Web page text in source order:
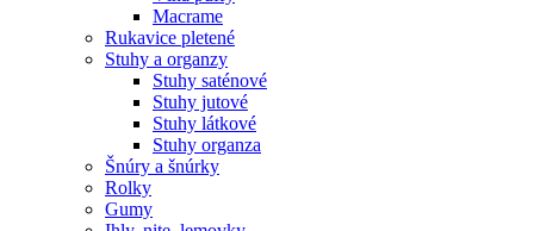
Macrame
Rukavice pletené
Stuhy a organzy
Stuhy saténové
Stuhy jutové
Stuhy látkové
Stuhy organza
Šnúry a šnúrky
Rolky
Gumy